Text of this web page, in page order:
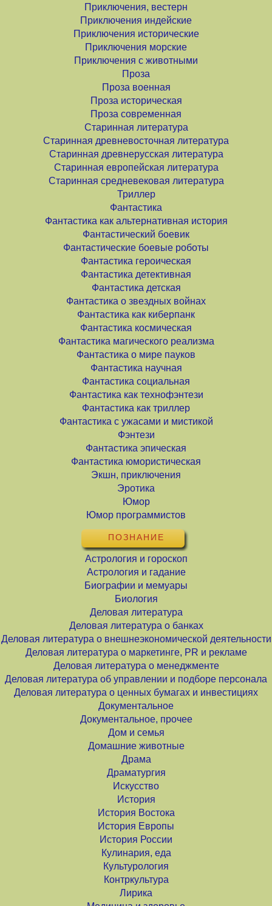
Приключения, вестерн
Приключения индейские
Приключения исторические
Приключения морские
Приключения с животными
Проза
Проза военная
Проза историческая
Проза современная
Старинная литература
Старинная древневосточная литература
Старинная древнерусская литература
Старинная европейская литература
Старинная средневековая литература
Триллер
Фантастика
Фантастика как альтернативная история
Фантастический боевик
Фантастические боевые роботы
Фантастика героическая
Фантастика детективная
Фантастика детская
Фантастика о звездных войнах
Фантастика как киберпанк
Фантастика космическая
Фантастика магического реализма
Фантастика о мире пауков
Фантастика научная
Фантастика социальная
Фантастика как технофэнтези
Фантастика как триллер
Фантастика с ужасами и мистикой
Фэнтези
Фантастика эпическая
Фантастика юмористическая
Экшн, приключения
Эротика
Юмор
Юмор программистов
ПОЗНАНИЕ
Астрология и гороскоп
Астрология и гадание
Биографии и мемуары
Биология
Деловая литература
Деловая литература о банках
Деловая литература о внешнеэкономической деятельности
Деловая литература о маркетинге, PR и рекламе
Деловая литература о менеджменте
Деловая литература об управлении и подборе персонала
Деловая литература о ценных бумагах и инвестициях
Документальное
Документальное, прочее
Дом и семья
Домашние животные
Драма
Драматургия
Искусство
История
История Востока
История Европы
История России
Кулинария, еда
Культурология
Контркультура
Лирика